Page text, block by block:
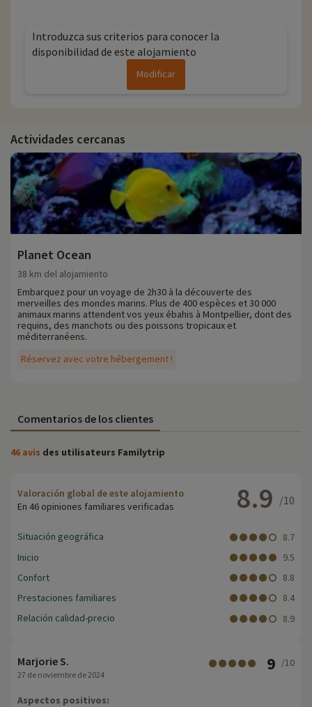
Introduzca sus criterios para conocer la
disponibilidad de este alojamiento
Modificar
Actividades cercanas
Planet Ocean
Réservez avec votre hébergement !
38 km del alojamiento
Embarquez pour un voyage de 2h30 à la découverte des
merveilles des mondes marins. Plus de 400 espèces et 30 000
animaux marins attendent vos yeux ébahis à Montpellier, dont des
requins, des manchots ou des poissons tropicaux et
méditerranéens.
Comentarios de los clientes
46 avis des utilisateurs Familytrip
Valoración global de este alojamiento
En 46 opiniones familiares verificadas
8.9 /10
Situación geográfica
8.7
Inicio
9.5
Confort
8.8
Prestaciones familiares
8.4
Relación calidad-precio
8.9
Marjorie S.
27 de noviembre de 2024
9 /10
Aspectos positivos: